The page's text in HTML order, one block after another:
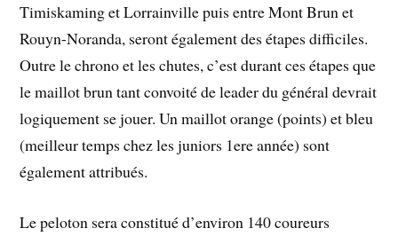
Timiskaming et Lorrainville puis entre Mont Brun et
Rouyn-Noranda, seront également des étapes difficiles.
Outre le chrono et les chutes, c’est durant ces étapes que
le maillot brun tant convoité de leader du général devrait
logiquement se jouer. Un maillot orange (points) et bleu
(meilleur temps chez les juniors 1ere année) sont
également attribués.
Le peloton sera constitué d’environ 140 coureurs